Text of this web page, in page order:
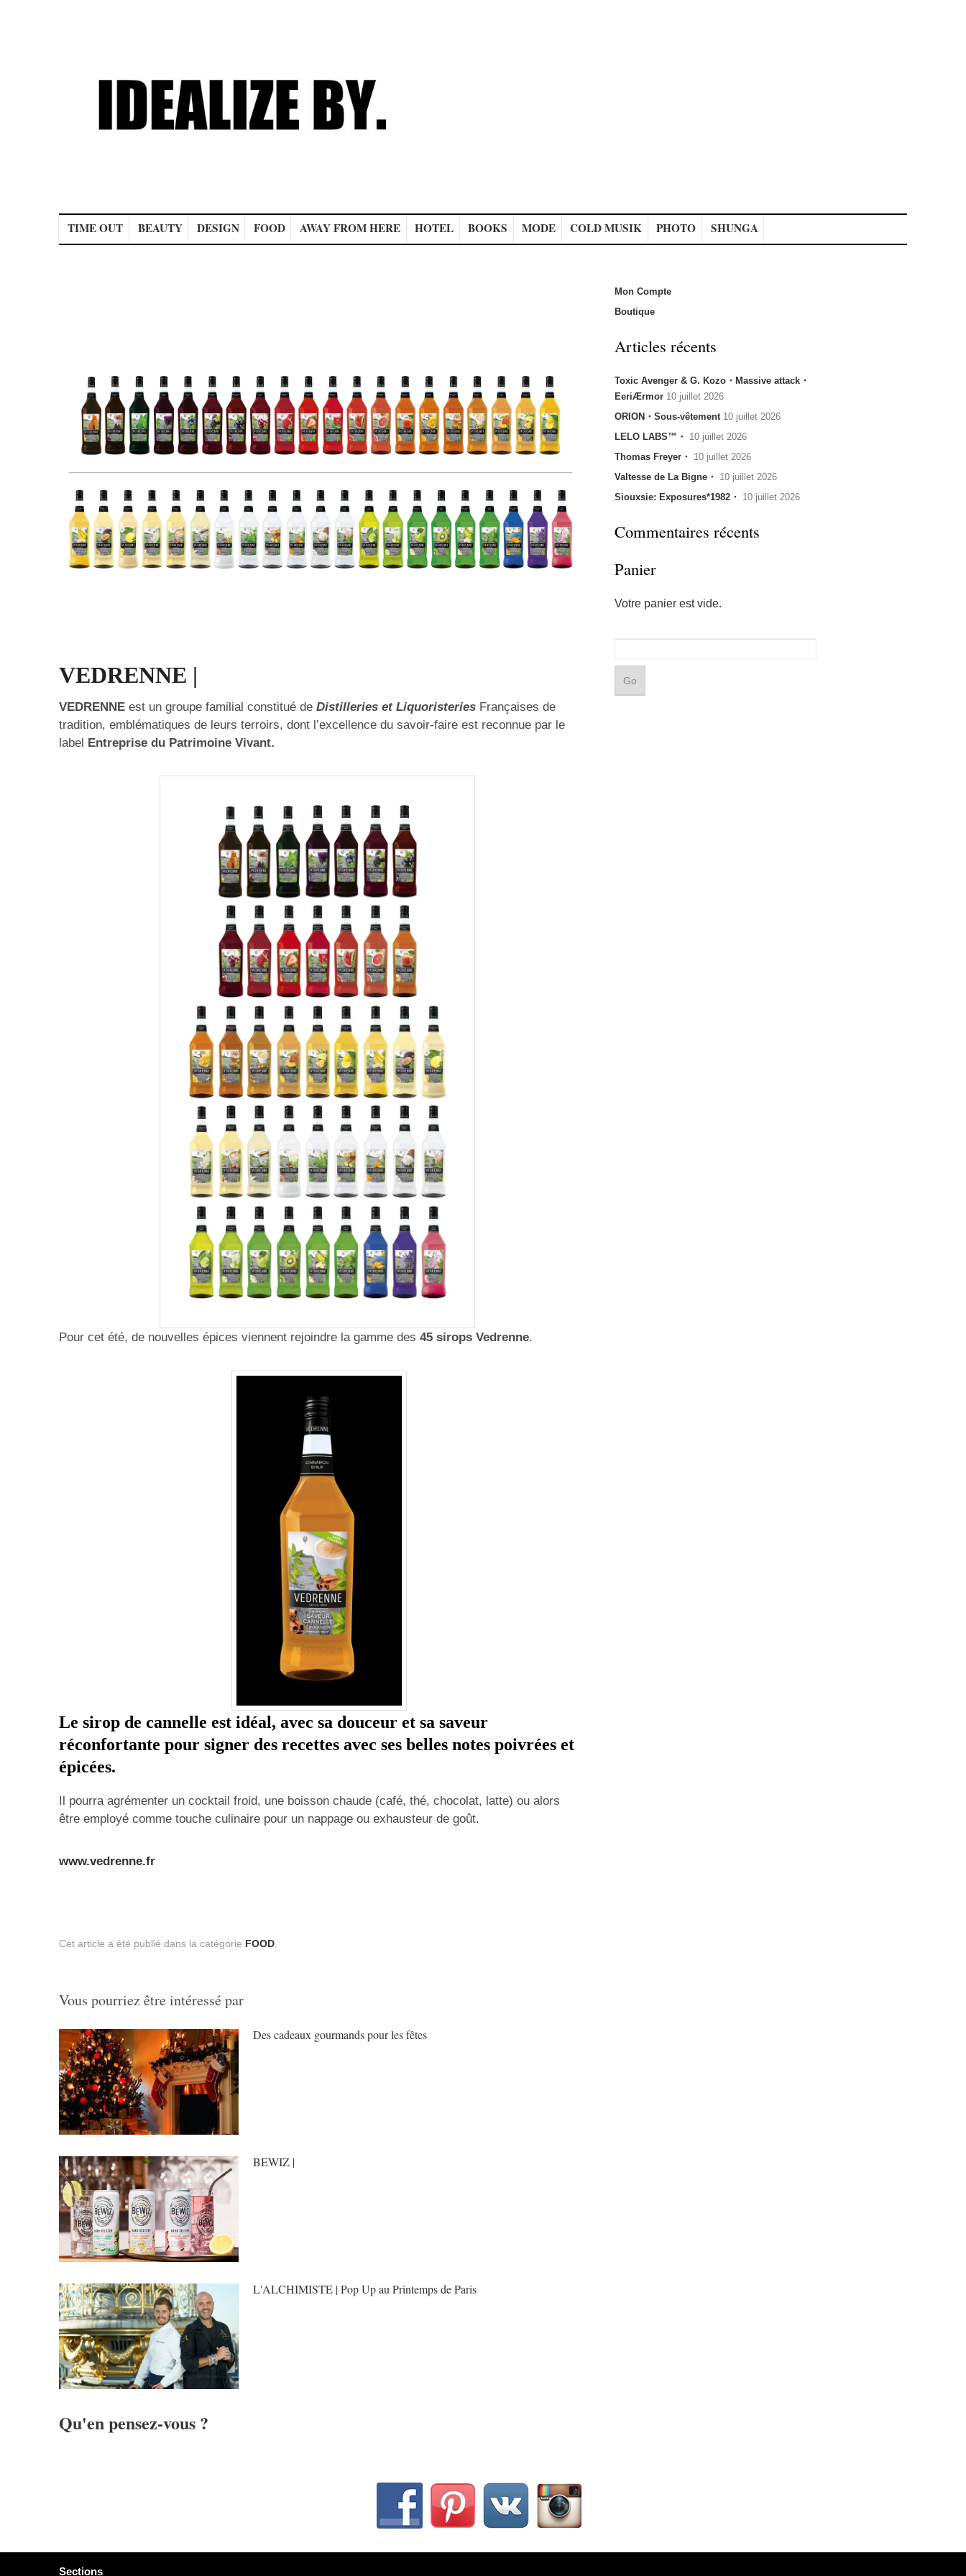
TIME OUT BEAUTY DESIGN FOOD AWAY FROM HERE HOTEL BOOKS MODE COLD MUSIK PHOTO SHUNGA
VEDRENNE |
VEDRENNE est un groupe familial constitué de Distilleries et Liquoristeries Françaises de
tradition, emblématiques de leurs terroirs, dont l’excellence du savoir-faire est reconnue par le
label Entreprise du Patrimoine Vivant.
Pour cet été, de nouvelles épices viennent rejoindre la gamme des 45 sirops Vedrenne.
Le sirop de cannelle est idéal, avec sa douceur et sa saveur
réconfortante pour signer des recettes avec ses belles notes poivrées et
épicées.
Il pourra agrémenter un cocktail froid, une boisson chaude (café, thé, chocolat, latte) ou alors
être employé comme touche culinaire pour un nappage ou exhausteur de goût.
www.vedrenne.fr
Cet article a été publié dans la catégorie FOOD
Vous pourriez être intéressé par
Des cadeaux gourmands pour les fêtes
BEWIZ |
L'ALCHIMISTE | Pop Up au Printemps de Paris
Qu'en pensez-vous ?
Mon Compte
Boutique
Articles récents
Toxic Avenger & G. Kozo・Massive attack・
EeriÆrmor 10 juillet 2026
ORION・Sous-vêtement 10 juillet 2026
LELO LABS™・ 10 juillet 2026
Thomas Freyer・ 10 juillet 2026
Valtesse de La Bigne・ 10 juillet 2026
Siouxsie: Exposures*1982・ 10 juillet 2026
Commentaires récents
Panier
Votre panier est vide.
Sections